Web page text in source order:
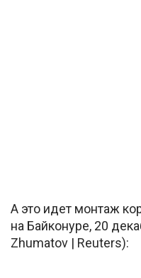
А это идет монтаж
на Байконуре, 20
Zhumatov | Reuters):